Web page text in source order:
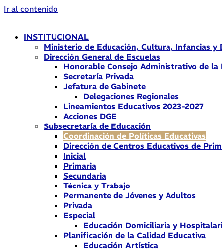
Ir al contenido
INSTITUCIONAL
Ministerio de Educación, Cultura, Infancias y
Dirección General de Escuelas
Honorable Consejo Administrativo de la
Secretaría Privada
Jefatura de Gabinete
Delegaciones Regionales
Lineamientos Educativos 2023-2027
Acciones DGE
Subsecretaría de Educación
Coordinación de Políticas Educativas
Dirección de Centros Educativos de
Inicial
Primaria
Secundaria
Técnica y Trabajo
Permanente de Jóvenes y Adultos
Privada
Especial
Educación Domiciliaria y
Planificación de la Calidad Educativa
Educación Artística